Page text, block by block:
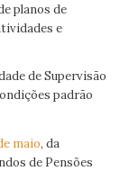
planos de
e
de Supervisão
padrão
maio, da
de Pensões